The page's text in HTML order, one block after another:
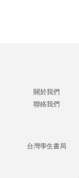
關於我們
聯絡我們
台灣學生書局